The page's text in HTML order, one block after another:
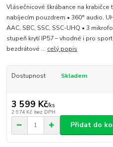
Vlásečnicové škrábance na krabičce
nabíjecím pouzdrem • 360° audio,
AAC, SBC, SSC, SSC-UHQ • 3
stupeň krytí IP57 – vhodné i pro
bezdrátové ... celý popis
Dostupnost Skladem
3 599 Kč/ks
2 974 Kč bez DPH
Přidat do